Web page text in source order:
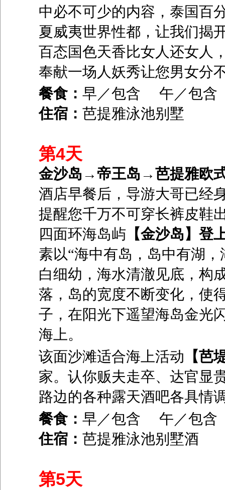
中必不可少的内容，泰国百
夏威夷世界性都，让我们揭
百态国色天香比女人还女人
奉献一场人妖秀让您男女分
餐食： 早／包含 午／包
住宿： 芭提雅泳池别墅
第4天
金沙岛→帝王岛→芭提雅欧
酒店早餐后，导游大哥已经
提醒您千万不可穿长裤皮鞋
四面环海岛屿 【金沙岛】登
素以“海中有岛，岛中有湖
白细幼，海水清澈见底，构
落，岛的宽度不断变化，使
子，在阳光下遥望海岛金光
海上。
该面沙滩适合海上活动 【芭
家。认你贩夫走卒、达官显
路边的各种露天酒吧各具情
餐食： 早／包含 午／包
住宿： 芭提雅泳池别墅酒
第5天